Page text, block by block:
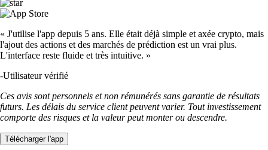
« J'utilise l'app depuis 5 ans. Elle était déjà simple et axée crypto, mais
l'ajout des actions et des marchés de prédiction est un vrai plus.
L'interface reste fluide et très intuitive. »
-Utilisateur vérifié
Ces avis sont personnels et non rémunérés sans garantie de résultats
futurs. Les délais du service client peuvent varier. Tout investissement
comporte des risques et la valeur peut monter ou descendre.
Télécharger l'app